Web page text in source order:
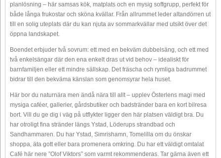
planlösning – här samsas kök, matplats och en mysig soffgrupp, perfekt för
både långa frukostar och sköna kvällar. Från allrummet leder altandörren ut
till en solig uteplats där du kan njuta av sommarkvällar med utsikt över det
öppna landskapet.
Boendet erbjuder två sovrum: ett med en bekväm dubbelsäng, och ett med
två enkelsängar där den ena enkelt dras ut vid behov – idealiskt för
barnfamiljen eller ett mindre sällskap. Det fräscha och rymliga badrummet
bidrar till den bekväma känslan som genomsyrar hela huset.
Här bor du naturnära men ändå nära till allt – upplev Österlens magi med
mysiga caféer, gallerier, gårdsbutiker och badstränder bara en kort bilresa
bort. Vill du ge dig i väg på utflykter ligger den här platsen väldigt bra. Du
har otroligt fina stränder längs Ystad, Löderups strandbad och
Sandhammaren. Du har Ystad, Simrishamn, Tomelilla om du önskar
shoppa, äta gott eller bara promenera omkring. Du har ett väldigt omtalat
Café här nere ”Olof Viktors” som varmt rekommenderas. Tar gärna även ett